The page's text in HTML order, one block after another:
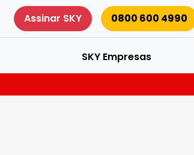
Assinar SKY 0800 600 4990
SKY Empresas